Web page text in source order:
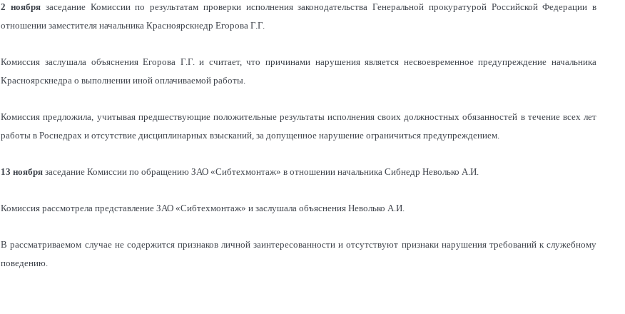
2 ноября заседание Комиссии по результатам проверки исполнения законодательства Генеральной прокуратурой Российской Федерации в
отношении заместителя начальника Красноярскнедр Егорова Г.Г.
Комиссия заслушала объяснения Егорова Г.Г. и считает, что причинами нарушения является несвоевременное предупреждение начальника
Красноярскнедра о выполнении иной оплачиваемой работы.
Комиссия предложила, учитывая предшествующие положительные результаты исполнения своих должностных обязанностей в течение всех лет
работы в Роснедрах и отсутствие дисциплинарных взысканий, за допущенное нарушение ограничиться предупреждением.
13 ноября заседание Комиссии по обращению ЗАО «Сибтехмонтаж» в отношении начальника Сибнедр Неволько А.И.
Комиссия рассмотрела представление ЗАО «Сибтехмонтаж» и заслушала объяснения Неволько А.И.
В рассматриваемом случае не содержится признаков личной заинтересованности и отсутствуют признаки нарушения требований к служебному
поведению.